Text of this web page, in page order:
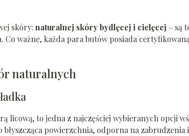
skóry: naturalnej skóry bydlęcej i cielęcej – są
Co ważne, każda para butów posiada
naturalnych
licową, to jedna z najczęściej wybieranych opcji
powierzchnia, odporna na zabrudzenia i